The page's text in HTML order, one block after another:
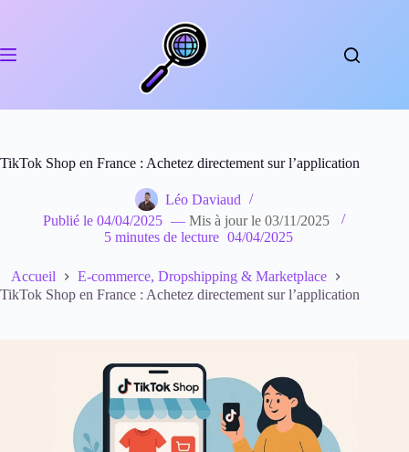
TikTok Shop en France : Achetez directement sur l’application
Léo Daviaud
Publié le04/04/2025 — Mis à jour le 03/11/2025
5 minutes de lecture 04/04/2025
Accueil
E-commerce, Dropshipping & Marketplace
TikTok Shop en France : Achetez directement sur l’application